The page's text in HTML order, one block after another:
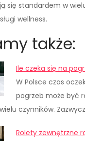
się standardem w
wellness.
także:
Ile czeka się na
W Polsce czas
pogrzeb może być
czynników.
Rolety zewnętrzne